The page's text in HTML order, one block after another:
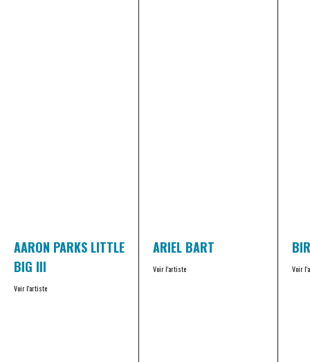
AARON PARKS LITTLE
BIG III
Voir l'artiste
ARIEL BART
Voir l'artiste Voir